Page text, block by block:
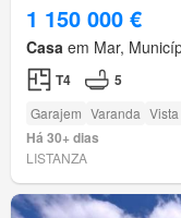
1 150 000 €
Casa em Mar,
T4 5
Garajem Varanda
Há 30+ dias
LISTANZA